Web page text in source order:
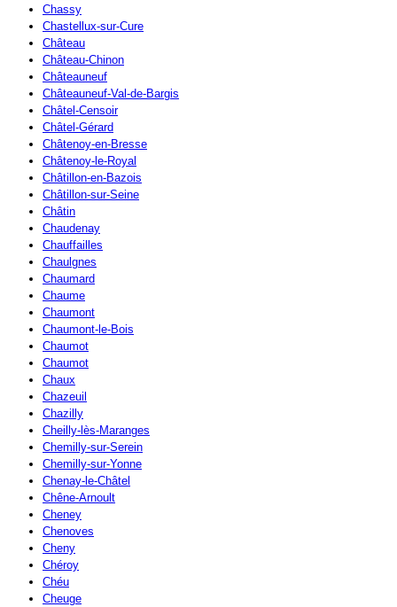
Chassy
Chastellux-sur-Cure
Château
Château-Chinon
Châteauneuf
Châteauneuf-Val-de-Bargis
Châtel-Censoir
Châtel-Gérard
Châtenoy-en-Bresse
Châtenoy-le-Royal
Châtillon-en-Bazois
Châtillon-sur-Seine
Châtin
Chaudenay
Chauffailles
Chaulgnes
Chaumard
Chaume
Chaumont
Chaumont-le-Bois
Chaumot
Chaumot
Chaux
Chazeuil
Chazilly
Cheilly-lès-Maranges
Chemilly-sur-Serein
Chemilly-sur-Yonne
Chenay-le-Châtel
Chêne-Arnoult
Cheney
Chenoves
Cheny
Chéroy
Chéu
Cheuge